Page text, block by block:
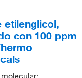
etilenglicol,
con 100 ppm
molecular: